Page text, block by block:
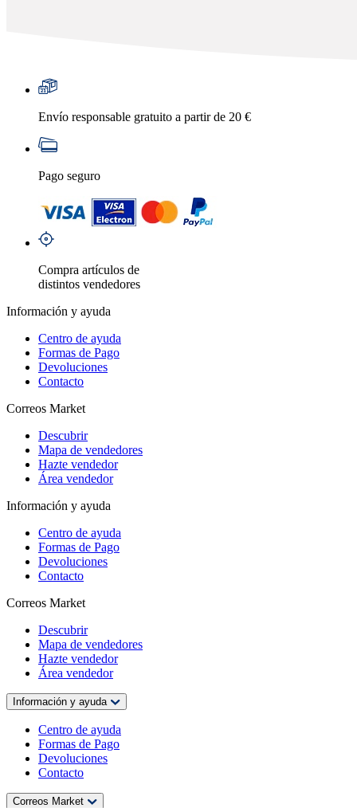
Envío responsable gratuito a partir de 20 €
Pago seguro
Compra artículos de
distintos vendedores
Información y ayuda
Centro de ayuda
Formas de Pago
Devoluciones
Contacto
Correos Market
Descubrir
Mapa de vendedores
Hazte vendedor
Área vendedor
Información y ayuda
Centro de ayuda
Formas de Pago
Devoluciones
Contacto
Correos Market
Descubrir
Mapa de vendedores
Hazte vendedor
Área vendedor
Información y ayuda
Centro de ayuda
Formas de Pago
Devoluciones
Contacto
Correos Market